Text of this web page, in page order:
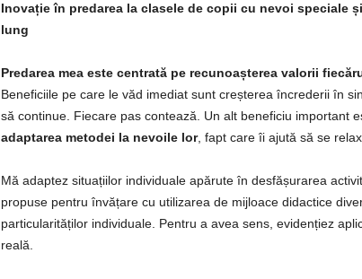
Inovație în predarea la clasele de copii cu nevoi speciale
lung
Predarea mea este centrată pe recunoașterea valorii
Beneficiile pe care le văd imediat sunt creșterea încrederii în
să continue. Fiecare pas contează. Un alt beneficiu important
adaptarea metodei la nevoile lor, fapt care îi ajută să se
Mă adaptez situațiilor individuale apărute în desfășurarea
propuse pentru învățare cu utilizarea de mijloace didactice
particularităților individuale. Pentru a avea sens, evidențiez
reală.